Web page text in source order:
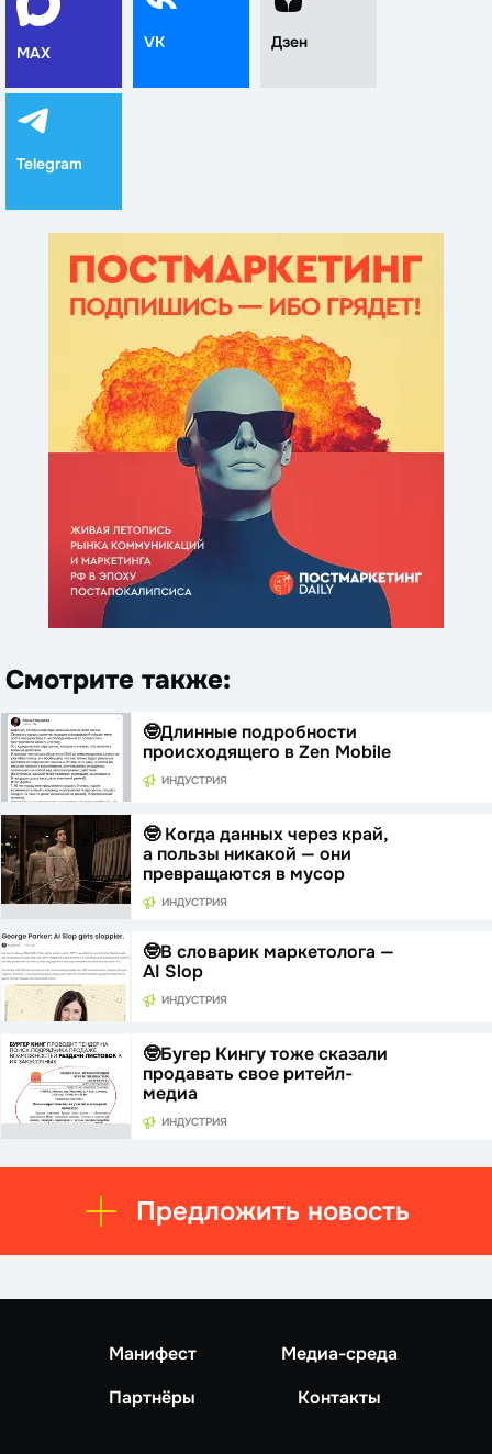
MAX
VK Дзен
Telegram
Смотрите также:
🤓Длинные подробности
происходящего в Zen Mobile
ИНДУСТРИЯ
🤓 Когда данных через край,
а пользы никакой — они
превращаются в мусор
ИНДУСТРИЯ
🤓В словарик маркетолога —
AI Slop
ИНДУСТРИЯ
🤓Бугер Кингу тоже сказали
продавать свое ритейл-
медиа
ИНДУСТРИЯ
Предложить новость
Манифест
Медиа-среда
Партнёры
Контакты